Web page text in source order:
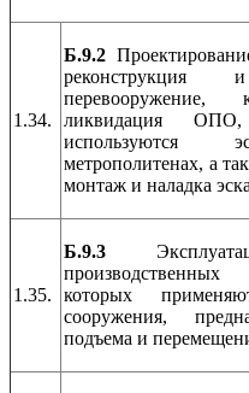
1.34.
Б.9.2
реконструкция
перевооружение,
ликвидация
используются
метрополитенах, а
монтаж и наладка
1.35.
Б.9.3
которых
сооружения,
подъема и